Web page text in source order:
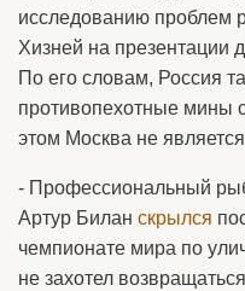
исследованию проблем
Хизней на презентации
По его словам, Россия
противопехотные мины
этом Москва не
- Профессиональный
Артур Билан скрылся
чемпионате мира по
не захотел